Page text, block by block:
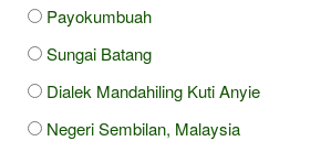
Payokumbuah
Sungai Batang
Dialek Mandahiling Kuti Anyie
Negeri Sembilan, Malaysia